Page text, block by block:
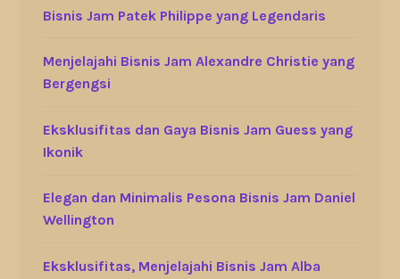
Bisnis Jam Patek Philippe yang Legendaris
Menjelajahi Bisnis Jam Alexandre Christie yang
Bergengsi
Eksklusifitas dan Gaya Bisnis Jam Guess yang
Ikonik
Elegan dan Minimalis Pesona Bisnis Jam Daniel
Wellington
Eksklusifitas, Menjelajahi Bisnis Jam Alba